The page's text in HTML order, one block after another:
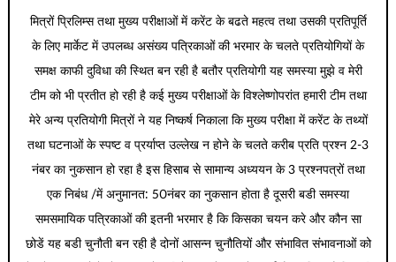
मित्रों प्रिलिम्स तथा मुख्य परीक्षाओं में करेंट के बढते महत्व तथा उसकी प्रतिपूर्ति
के लिए मार्केट में उपलब्ध असंख्य पत्रिकाओं की भरमार के चलते प्रतियोगियों के
समक्ष काफी दुविधा की स्थित बन रही है बतौर प्रतियोगी यह समस्या मुझे व मेरी
टीम को भी प्रतीत हो रही है कई मुख्य परीक्षाओं के विश्लेष्णोपरांत हमारी टीम तथा
मेरे अन्य प्रतियोगी मित्रों ने यह निष्कर्ष निकाला कि मुख्य परीक्षा में करेंट के तथ्यों
तथा घटनाओं के स्पष्ट व प्रर्याप्त उल्लेख न होने के चलते करीब प्रति प्रश्न 2-3
नंबर का नुकसान हो रहा है इस हिसाब से सामान्य अध्ययन के 3 प्रश्नपत्रों तथा
एक निबंध /में अनुमानत: 50नंबर का नुकसान होता है दूसरी बडी समस्या
समसमायिक पत्रिकाओं की इतनी भरमार है कि किसका चयन करे और कौन सा
छोडें यह बडी चुनौती बन रही है दोनों आसन्न चुनौतियों और संभावित संभावनाओं को